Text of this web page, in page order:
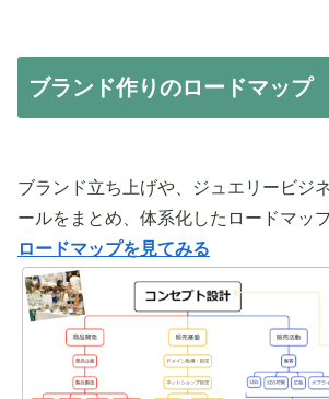
ブランド作りのロードマップ
ブランド立ち上げや、ジュエリービジ
ールをまとめ、体系化したロードマップ
ロードマップを見てみる